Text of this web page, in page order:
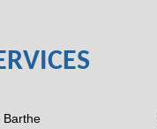
Barthe